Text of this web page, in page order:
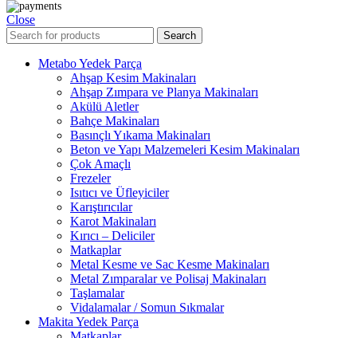
Close
Search
Metabo Yedek Parça
Ahşap Kesim Makinaları
Ahşap Zımpara ve Planya Makinaları
Akülü Aletler
Bahçe Makinaları
Basınçlı Yıkama Makinaları
Beton ve Yapı Malzemeleri Kesim Makinaları
Çok Amaçlı
Frezeler
Isıtıcı ve Üfleyiciler
Karıştırıcılar
Karot Makinaları
Kırıcı – Deliciler
Matkaplar
Metal Kesme ve Sac Kesme Makinaları
Metal Zımparalar ve Polisaj Makinaları
Taşlamalar
Vidalamalar / Somun Sıkmalar
Makita Yedek Parça